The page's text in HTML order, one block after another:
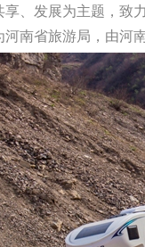
、发展为主题，
南省旅游局，由河